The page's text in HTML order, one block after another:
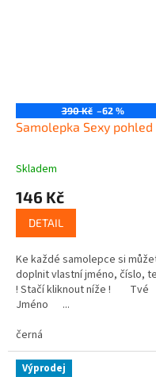
390 Kč –62 %
Samolepka Sexy pohled
Skladem
146 Kč
DETAIL
Ke každé samolepce si
doplnit vlastní jméno, číslo,
! Stačí kliknout níže ! Tvé
Jméno ...
černá
Výprodej